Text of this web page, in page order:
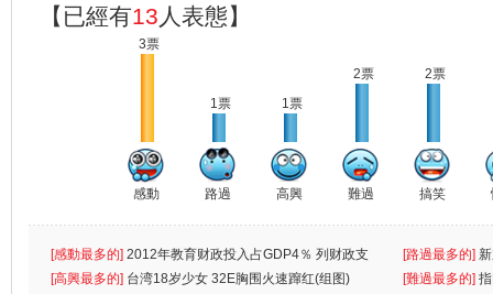
【已經有13 人表態】
3票
感動
1票
路過
1票
高興
2票
難過
2票
搞笑
[感動最多的] 2012年教育财政投入占GDP4％ 列财政支
出首位
[路過最多的]
[高興最多的] 台湾18岁少女 32E胸围火速蹿红(组图) [難過最多的]